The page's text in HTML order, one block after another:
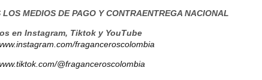
LOS MEDIOS DE PAGO Y CONTRAENTREGA NACIONAL
en Instagram, Tiktok y YouTube
fraganceroscolombia
@fraganceroscolombia